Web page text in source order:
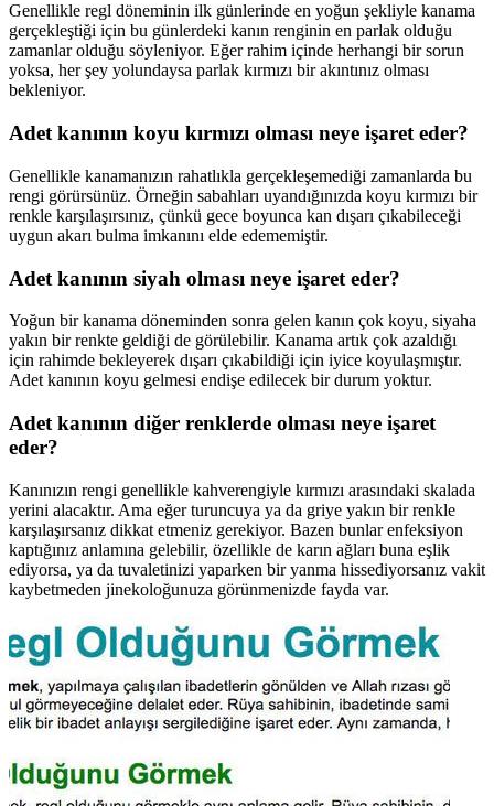
Genellikle regl döneminin ilk günlerinde en yoğun şekliyle kanama
gerçekleştiği için bu günlerdeki kanın renginin en parlak olduğu
zamanlar olduğu söyleniyor. Eğer rahim içinde herhangi bir sorun
yoksa, her şey yolundaysa parlak kırmızı bir akıntınız olması
bekleniyor.
Adet kanının koyu kırmızı olması neye işaret eder?
Genellikle kanamanızın rahatlıkla gerçekleşemediği zamanlarda bu
rengi görürsünüz. Örneğin sabahları uyandığınızda koyu kırmızı bir
renkle karşılaşırsınız, çünkü gece boyunca kan dışarı çıkabileceği
uygun akarı bulma imkanını elde edememiştir.
Adet kanının siyah olması neye işaret eder?
Yoğun bir kanama döneminden sonra gelen kanın çok koyu, siyaha
yakın bir renkte geldiği de görülebilir. Kanama artık çok azaldığı
için rahimde bekleyerek dışarı çıkabildiği için iyice koyulaşmıştır.
Adet kanının koyu gelmesi endişe edilecek bir durum yoktur.
Adet kanının diğer renklerde olması neye işaret
eder?
Kanınızın rengi genellikle kahverengiyle kırmızı arasındaki skalada
yerini alacaktır. Ama eğer turuncuya ya da griye yakın bir renkle
karşılaşırsanız dikkat etmeniz gerekiyor. Bazen bunlar enfeksiyon
kaptığınız anlamına gelebilir, özellikle de karın ağları buna eşlik
ediyorsa, ya da tuvaletinizi yaparken bir yanma hissediyorsanız vakit
kaybetmeden jinekoloğunuza görünmenizde fayda var.